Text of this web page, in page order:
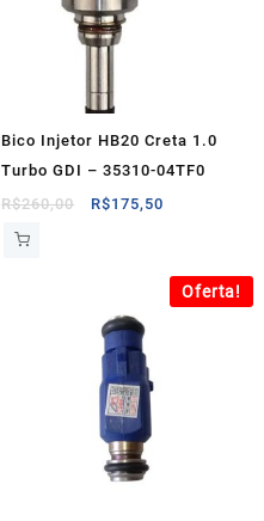
Bico Injetor HB20 Creta 1.0
Turbo GDI – 35310-04TF0
R$260,00
O
R$175,50
é:
R$175,50.
Oferta!